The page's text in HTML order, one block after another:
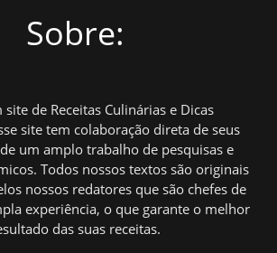
Sobre:
site de Receitas Culinárias e Dicas
site tem colaboração direta de seus
um amplo trabalho de pesquisas e
Todos nossos textos são originais
nossos redatores que são chefes de
experiência, o que garante o melhor
das suas receitas.